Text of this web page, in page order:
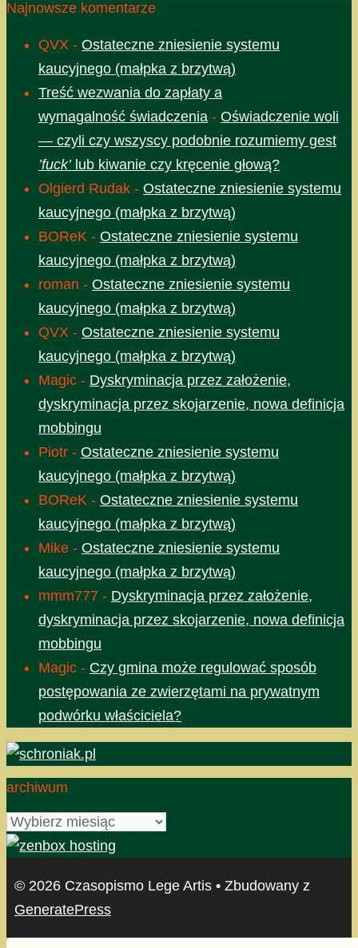
Najnowsze komentarze
QVX - Ostateczne zniesienie systemu
kaucyjnego (małpka z brzytwą)
Treść wezwania do zapłaty a
wymagalność świadczenia - Oświadczenie woli
— czyli czy wszyscy podobnie rozumiemy gest
’fuck’lub kiwanie czy kręcenie głową?
Olgierd Rudak - Ostateczne zniesienie systemu
kaucyjnego (małpka z brzytwą)
BOReK - Ostateczne zniesienie systemu
kaucyjnego (małpka z brzytwą)
roman - Ostateczne zniesienie systemu
kaucyjnego (małpka z brzytwą)
QVX - Ostateczne zniesienie systemu
kaucyjnego (małpka z brzytwą)
Magic - Dyskryminacja przez założenie,
dyskryminacja przez skojarzenie, nowa definicja
mobbingu
Piotr - Ostateczne zniesienie systemu
kaucyjnego (małpka z brzytwą)
BOReK - Ostateczne zniesienie systemu
kaucyjnego (małpka z brzytwą)
Mike - Ostateczne zniesienie systemu
kaucyjnego (małpka z brzytwą)
mmm777 - Dyskryminacja przez założenie,
dyskryminacja przez skojarzenie, nowa definicja
mobbingu
Magic - Czy gmina może regulować sposób
postępowania ze zwierzętami na prywatnym
podwórku właściciela?
archiwum
archiwum
© 2026 Czasopismo Lege Artis • Zbudowany z
GeneratePress